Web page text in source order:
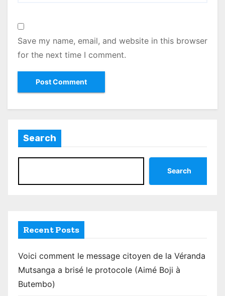
Save my name, email, and website in this browser
for the next time I comment.
Search
Search
Recent Posts
Voici comment le message citoyen de la Véranda
Mutsanga a brisé le protocole (Aimé Boji à
Butembo)